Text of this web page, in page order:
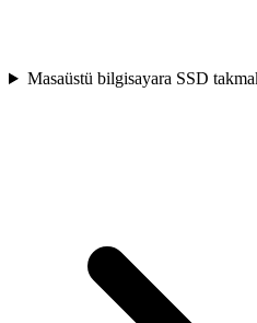
Masaüstü bilgisayara SSD